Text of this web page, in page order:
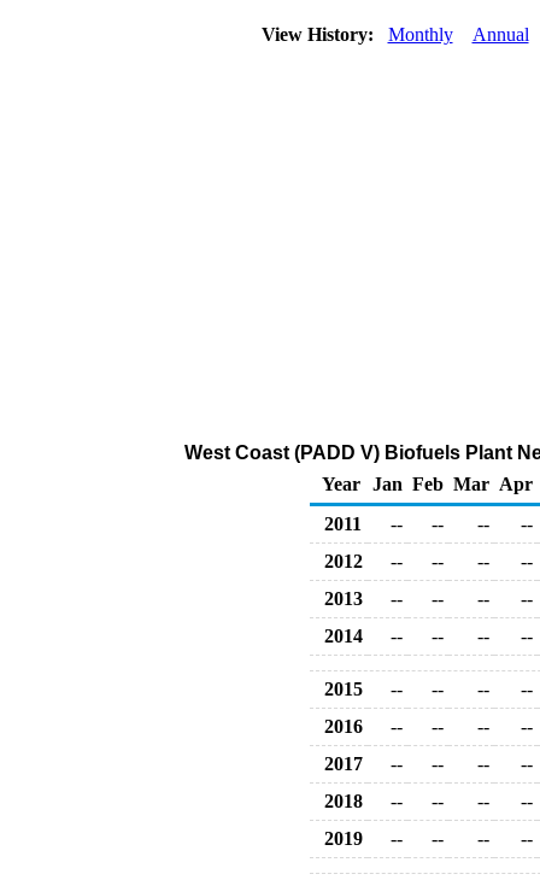
View History: Monthly Annual
West Coast (PADD V) Biofuels Plant
Year Jan Feb Mar Apr
2011
-- -- --
--
2012
-- -- --
--
2013
-- -- --
--
2014
-- -- -- --
2015 -- -- --
--
2016
-- -- --
--
2017
-- -- --
--
2018
-- -- --
--
2019
-- -- -- --